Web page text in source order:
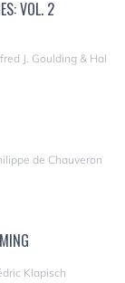
VOL. 2
J. Goulding & Hal
de Chauveron
Klapisch